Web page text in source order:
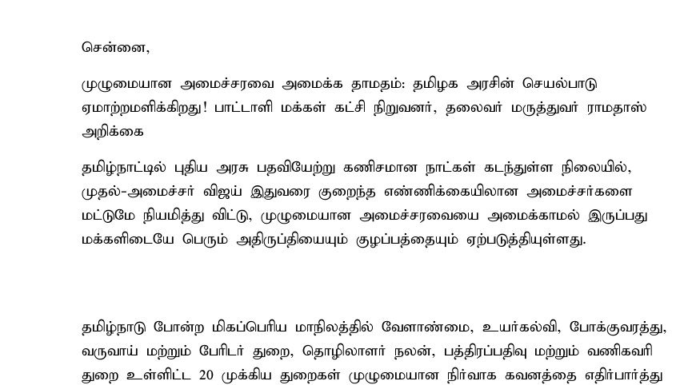
சென்னை,
முழுமையான அமைச்சரவை அமைக்க தாமதம்: தமிழக அரசின் செயல்பாடு
ஏமாற்றமளிக்கிறது! பாட்டாளி மக்கள் கட்சி நிறுவனர், தலைவர் மருத்துவர் ராமதாஸ்
அறிக்கை
தமிழ்நாட்டில் புதிய அரசு பதவியேற்று கணிசமான நாட்கள் கடந்துள்ள நிலையில்,
முதல்-அமைச்சர் விஜய் இதுவரை குறைந்த எண்ணிக்கையிலான அமைச்சர்களை
மட்டுமே நியமித்து விட்டு, முழுமையான அமைச்சரவையை அமைக்காமல் இருப்பது
மக்களிடையே பெரும் அதிருப்தியையும் குழப்பத்தையும் ஏற்படுத்தியுள்ளது.
தமிழ்நாடு போன்ற மிகப்பெரிய மாநிலத்தில் வேளாண்மை, உயர்கல்வி, போக்குவரத்து,
வருவாய் மற்றும் பேரிடர் துறை, தொழிலாளர் நலன், பத்திரப்பதிவு மற்றும் வணிகவரி
துறை உள்ளிட்ட 20 முக்கிய துறைகள் முழுமையான நிர்வாக கவனத்தை எதிர்பார்த்து